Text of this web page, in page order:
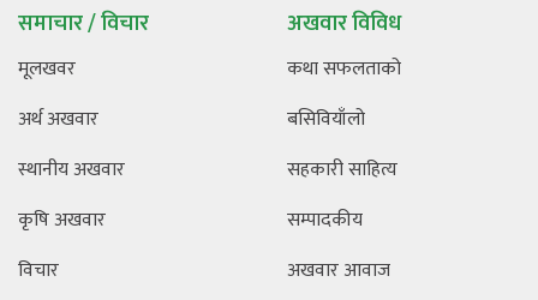
समाचार / विचार
मूलखवर
अर्थ अखवार
स्थानीय अखवार
कृषि अखवार
विचार
अखवार विविध
कथा सफलताको
बसिवियाँलो
सहकारी साहित्य
सम्पादकीय
अखवार आवाज